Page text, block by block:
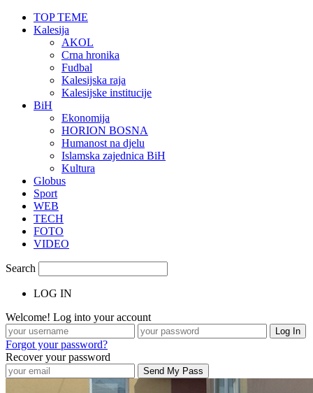
TOP TEME
Kalesija
AKOL
Crna hronika
Fudbal
Kalesijska raja
Kalesijske institucije
BiH
Ekonomija
HORION BOSNA
Humanost na djelu
Islamska zajednica BiH
Kultura
Globus
Sport
WEB
TECH
FOTO
VIDEO
Search
LOG IN
Welcome! Log into your account
Forgot your password?
Recover your password